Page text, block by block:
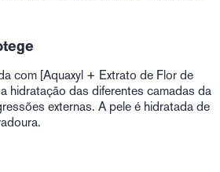
com [Aquaxyl + Extrato de Flor de
hidratação das diferentes camadas da
externas. A pele é hidratada de